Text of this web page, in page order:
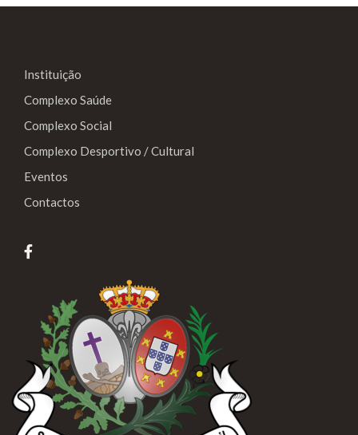
Instituição
Complexo Saúde
Complexo Social
Complexo Desportivo / Cultural
Eventos
Contactos